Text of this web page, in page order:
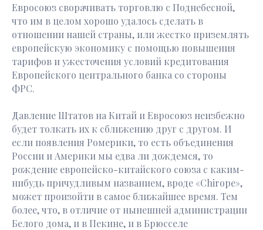
Евросоюз сворачивать торговлю с Поднебесной,
что им в целом хорошо удалось сделать в
отношении нашей страны, или жестко приземлять
европейскую экономику с помощью повышения
тарифов и ужесточения условий кредитования
Европейского центрального банка со стороны
ФРС.
Давление Штатов на Китай и Евросоюз неизбежно
будет толкать их к сближению друг с другом. И
если появления Ромерики, то есть объединения
России и Америки мы едва ли дождемся, то
рождение европейско-китайского союза с каким-
нибудь причудливым названием, вроде «Chirope»,
может произойти в самое ближайшее время. Тем
более, что, в отличие от нынешней администрации
Белого дома, и в Пекине, и в Брюсселе